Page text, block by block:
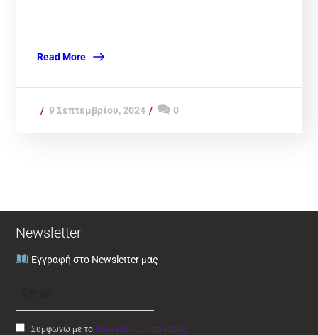
Read More
9 Σεπτεμβρίου, 2024 0
Newsletter
Εγγραφή στο Newsletter μας
Συμφωνώ με τοΌροι και Προϋποθέσεις